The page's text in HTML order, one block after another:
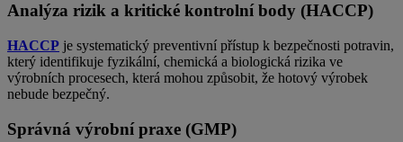
Analýza rizik a kritické kontrolní body (HACCP)
HACCP je systematický preventivní přístup k bezpečnosti potravin,
který identifikuje fyzikální, chemická a biologická rizika ve
výrobních procesech, která mohou způsobit, že hotový výrobek
nebude bezpečný.
Správná výrobní praxe (GMP)